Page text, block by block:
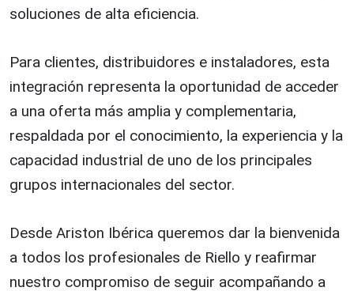
soluciones de alta eficiencia.
Para clientes, distribuidores e instaladores, esta
integración representa la oportunidad de acceder
a una oferta más amplia y complementaria,
respaldada por el conocimiento, la experiencia y la
capacidad industrial de uno de los principales
grupos internacionales del sector.
Desde Ariston Ibérica queremos dar la bienvenida
a todos los profesionales de Riello y reafirmar
nuestro compromiso de seguir acompañando a